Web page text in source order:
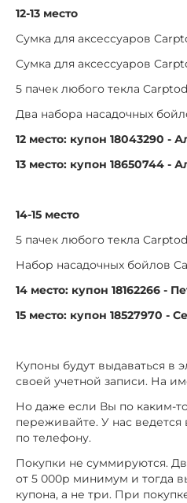
12-13 место
Сумка для аксессуаров
Сумка для аксессуаров
5 пачек любого текла
Два набора насадочных
12 место: купон 18043290 -
13 место: купон 18650744 -
14-15 место
5 пачек любого текла
Набор насадочных бойлов
14 место: купон 18162266 -
15 место: купон 18527970 -
Купоны будут выдаваться в
своей учетной записи. На
Но даже если Вы по каким-
переживайте. У нас
по телефону.
Покупки не суммируются.
от 5 000р минимум и тогда
купона, а не три. При